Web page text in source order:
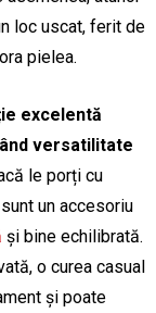
loc uscat, ferit de
pielea.
excelentă
versatilitate
le porți cu
un accesoriu
și bine echilibrată.
o curea casual
și poate